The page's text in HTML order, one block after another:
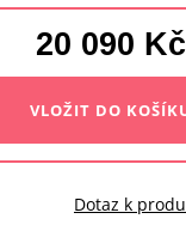
20 090 Kč
VLOŽIT DO
Dotaz k